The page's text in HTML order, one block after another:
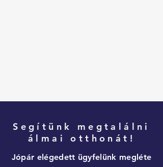
Segítünk megtalálni
álmai otthonát!
Jópár elégedett ügyfelünk megléte